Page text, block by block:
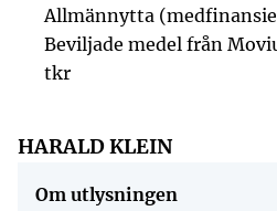
Allmännytta
Beviljade medel från
tkr
HARALD KLEIN
Om utlysningen